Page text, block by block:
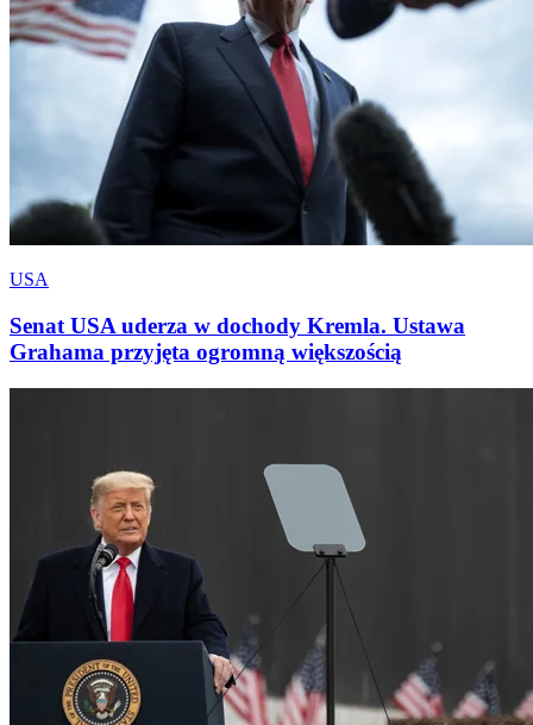
USA
Senat USA uderza w dochody Kremla. Ustawa
Grahama przyjęta ogromną większością